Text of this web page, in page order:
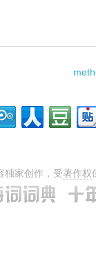
的相关资料：
独家创作，受著作权